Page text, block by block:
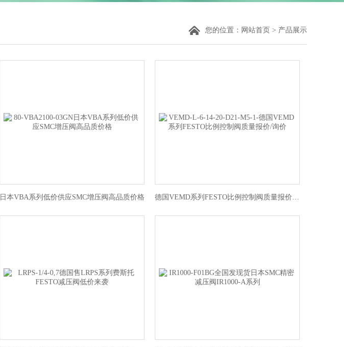
您的位置： 网站首页 > 产品展示
日本VBA系列低价供应SMC增压阀高品质价格 德国VEMD系列FESTO比例控制阀质量报价/询价